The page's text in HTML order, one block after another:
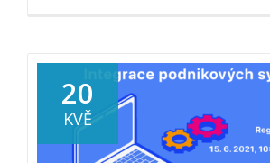
Video:
Integrace
M-
Files
20
KVĚ